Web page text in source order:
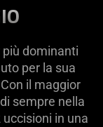
più dominanti
per la sua
il maggior
sempre nella
uccisioni in una